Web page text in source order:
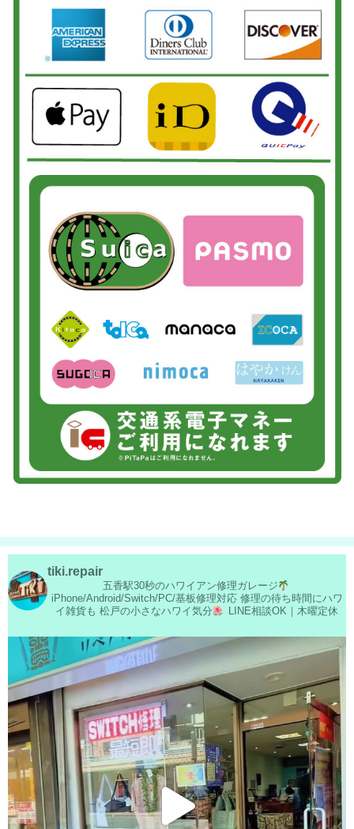
tiki.repair
五香駅30秒のハワイアン修理ガレージ
iPhone/Android/Switch/PC/基板修理対応修理の待ち時間にハワ
イ雑貨も 松戸の小さなハワイ気分 LINE相談OK｜木曜定休